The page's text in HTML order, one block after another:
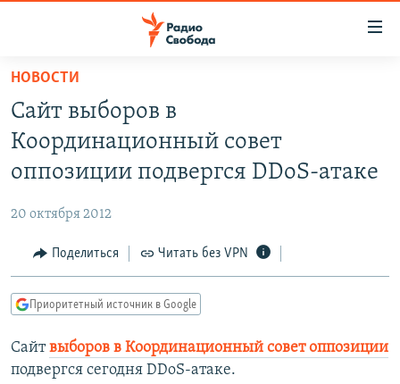
упрощенного
доступа
Вернуться
основному
Вернутся
Вернутся
поиску
ПРОГРАММЫ
АВТОРСКИЕ ПРОЕКТЫ
МНЕНИЯ
КУЛЬТУРА
КАВКАЗ.РЕАЛИИ
СЕВЕР.РЕАЛИИ
НОВОСТИ
Сайт выборов в
Координационный совет
оппозиции подвергся DDoS-атаке
20 октября 2012
Поделиться Читать без VPN
Приоритетный источник в Google
Сайтвыборов в Координационный совет оппозиции
подвергся сегодня DDoS-атаке.